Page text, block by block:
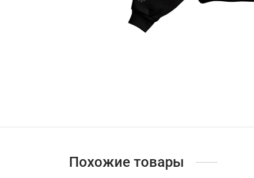
Похожие товары